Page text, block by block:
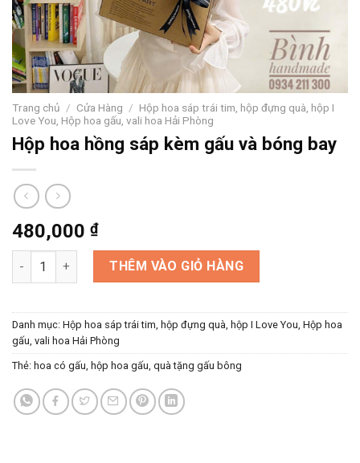
Trang chủ / Cửa Hàng / Hộp hoa sáp trái tim, hộp đựng quà, hộp I
Love You, Hộp hoa gấu, vali hoa Hải Phòng
Hộp hoa hồng sáp kèm gấu và bóng bay
480,000 ₫
Hộp hoa hồng sáp kèm gấu và bóng bay số lượng
THÊM VÀO GIỎ HÀNG
Danh mục: Hộp hoa sáp trái tim, hộp đựng quà, hộp I Love You, Hộp hoa
gấu, vali hoa Hải Phòng
Thẻ: hoa có gấu, hộp hoa gấu, quà tặng gấu bông